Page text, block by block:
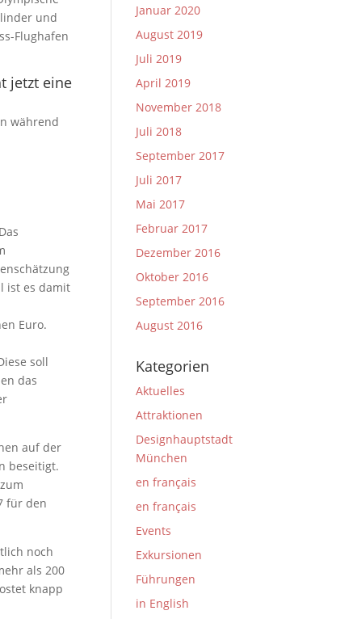
und
Flughafen
jetzt eine
während
ist es damit
Euro.
soll
das
auf der
beseitigt.
für den
noch
als 200
knapp
Januar 2020
August 2019
Juli 2019
April 2019
November 2018
Juli 2018
September 2017
Juli 2017
Mai 2017
Februar 2017
Dezember 2016
Oktober 2016
September 2016
August 2016
Kategorien
Aktuelles
Attraktionen
Designhauptstadt
München
en français
en français
Events
Exkursionen
Führungen
in English